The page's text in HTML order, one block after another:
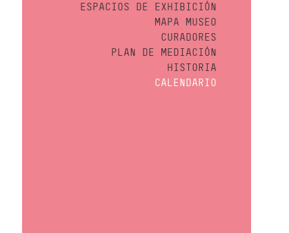
ESPACIOS DE EXHIBICIÓN
MAPA MUSEO
CURADORES
PLAN DE MEDIACIÓN
HISTORIA
CALENDARIO